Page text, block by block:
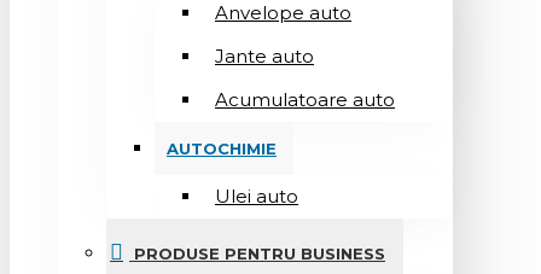
Anvelope auto
Jante auto
Acumulatoare auto
AUTOCHIMIE
Ulei auto
PRODUSE PENTRU BUSINESS